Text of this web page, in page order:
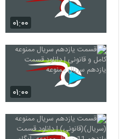
۰۱:۰۰
۰۱:۰۰